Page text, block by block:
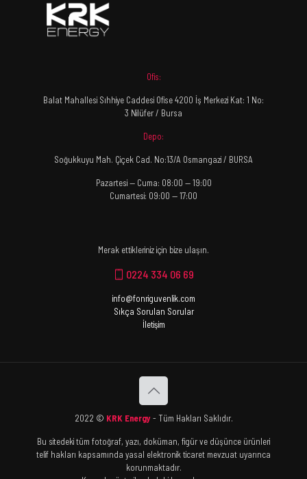
Ofis:
Balat Mahallesi Sıhhiye Caddesi Ofise 4200 İş Merkezi Kat: 1 No:
3 Nilüfer / Bursa
Depo:
Soğukkuyu Mah. Çiçek Cad. No:13/A Osmangazi / BURSA
Pazartesi — Cuma: 08:00 — 19:00
Cumartesi: 09:00 — 17:00
Merak ettikleriniz için bize ulaşın.
0224 334 06 69
info@fonriguvenlik.com
Sıkça Sorulan Sorular
İletişim
2022 © KRK Energy- Tüm Hakları Saklıdır.
Bu sitedeki tüm fotoğraf, yazı, doküman, figür ve düşünce ürünleri
telif hakları kapsamında yasal elektronik ticaret mevzuat uyarınca
korunmaktadır.